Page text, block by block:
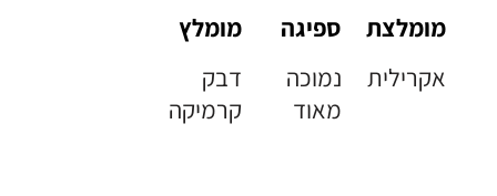
מומלצת
אקרילית
ספיגה
נמוכה
מאוד
מומלץ
דבק
קרמיקה